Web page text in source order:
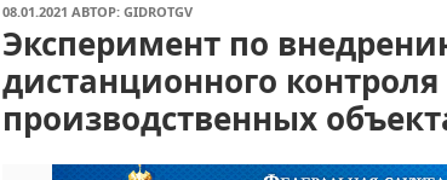
ОПУБЛИКОВАНО
08.01.2021 АВТОР: GIDROTGV
Эксперимент по
дистанционного
производственных